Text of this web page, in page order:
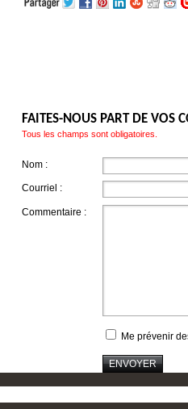
FAITES-NOUS PART DE VOS
Tous les champs sont obligatoires.
Nom :
Courriel :
Commentaire :
Me prévenir
ENVOYER